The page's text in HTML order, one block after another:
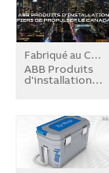
Fabriqué au Canada
ABB Produits
d'installation…